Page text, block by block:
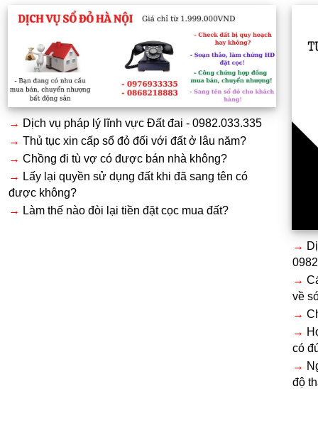
→ Dịch vụ pháp lý lĩnh vực Đất đai - 0982.033.335
→ Thủ tục xin cấp sổ đỏ đối với đất ở lâu năm?
→ Chồng đi tù vợ có được bán nhà không?
→ Lấy lại quyền sử dụng đất khi đã sang tên có
được không?
→ Làm thế nào đòi lại tiền đặt cọc mua đất?
→
→
về
→
→
có
→
độ